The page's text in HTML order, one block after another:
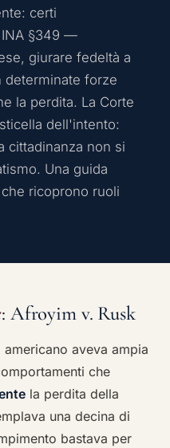
certi
INA §349 —
giurare fedeltà a
determinate forze
la perdita. La Corte
dell'intento:
cittadinanza non si
Una guida
ricoprono ruoli
: Afroyim v. Rusk
aveva ampia
che
la perdita della
una decina di
bastava per